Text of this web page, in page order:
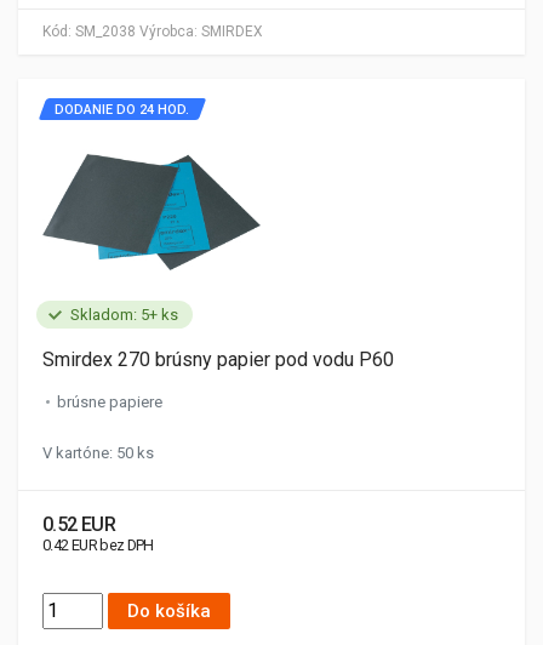
Kód: SM_2038 Výrobca: SMIRDEX
Skladom: 5+ ks
DODANIE DO 24 HOD.
Smirdex 270 brúsny papier pod vodu P60
brúsne papiere
V kartóne: 50 ks
0.52 EUR
0.42 EUR bez DPH
Do košíka